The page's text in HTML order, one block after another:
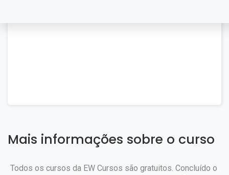
Mais informações sobre o curso
Todos os cursos da EW Cursos são gratuitos. Concluído o